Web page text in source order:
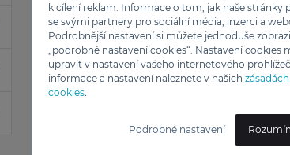
k cílení reklam. Informace o tom, jak naše stránky
se svými partnery pro sociální média, inzerci a
Podrobnější nastavení si můžete jednoduše
„podrobné nastavení cookies“. Nastavení cookies
upravit v nastavení vašeho internetového
informace a nastavení naleznete v našich
cookies.
Podrobné nastavení